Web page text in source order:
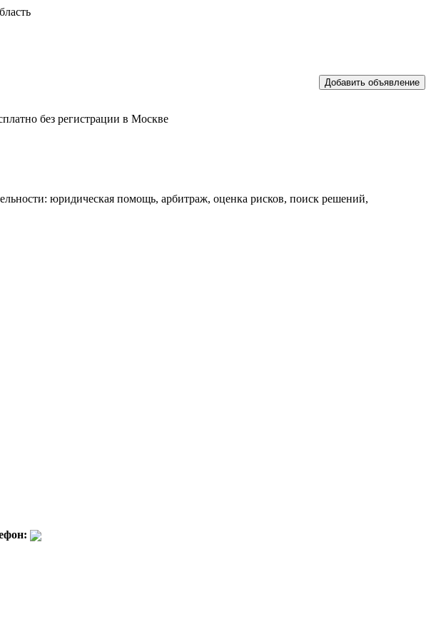
без регистрации в Москве
юридическая помощь, арбитраж, оценка рисков, поиск решений,